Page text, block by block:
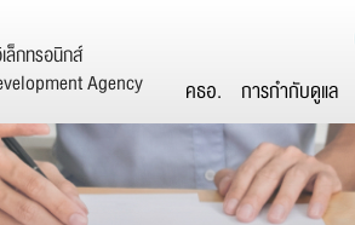
ล็กทรอนิกส์
Agency
คธอ. การกำกับดูแล